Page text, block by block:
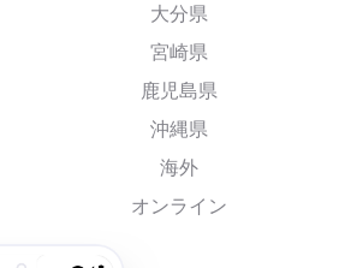
大分県
宮崎県
鹿児島県
沖縄県
海外
オンライン